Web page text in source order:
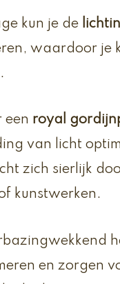
kun je de
waardoor je
een royal
van licht
zich sierlijk
kunstwerken.
en zorgen